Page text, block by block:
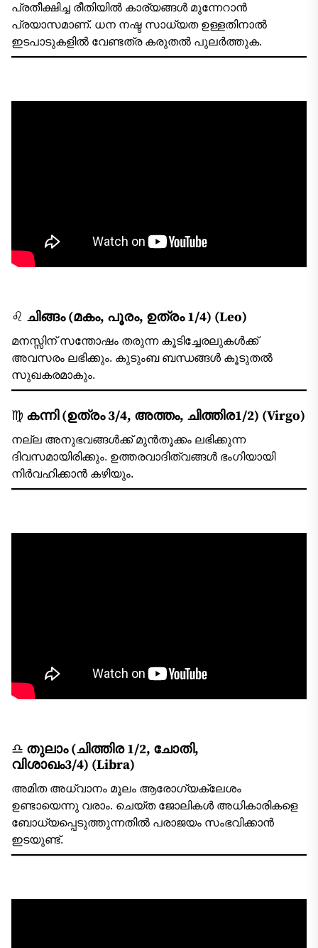
പ്രതീക്ഷിച്ച രീതിയില്‍ കാര്യങ്ങള്‍ മുന്നേറാന്‍
പ്രയാസമാണ്. ധന നഷ്ട സാധ്യത ഉള്ളതിനാല്‍
ഇടപാടുകളില്‍ വേണ്ടത്ര കരുതല്‍ പുലര്‍ത്തുക.
♌ ചിങ്ങം (മകം, പൂരം, ഉത്രം 1/4) (Leo)
മനസ്സിന് സന്തോഷം തരുന്ന കൂടിച്ചേരലുകള്‍ക്ക്
അവസരം ലഭിക്കും. കുടുംബ ബന്ധങ്ങള്‍ കൂടുതല്‍
സുഖകരമാകും.
♍ കന്നി (ഉത്രം 3/4, അത്തം, ചിത്തിര1/2) (Virgo)
നല്ല അനുഭവങ്ങള്‍ക്ക് മുന്‍‌തൂക്കം ലഭിക്കുന്ന
ദിവസമായിരിക്കും. ഉത്തരവാദിത്വങ്ങള്‍ ഭംഗിയായി
നിര്‍വഹിക്കാന്‍ കഴിയും.
♎ തുലാം (ചിത്തിര 1/2, ചോതി,
വിശാഖം3/4) (Libra)
അമിത അധ്വാനം മൂലം ആരോഗ്യക്ലേശം
ഉണ്ടായെന്നു വരാം. ചെയ്ത ജോലികള്‍ അധികാരികളെ
ബോധ്യപ്പെടുത്തുന്നതില്‍ പരാജയം സംഭവിക്കാന്‍
ഇടയുണ്ട്.